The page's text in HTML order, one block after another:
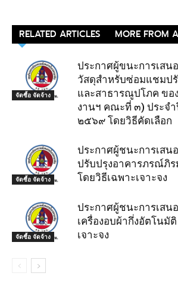
RELATED ARTICLES MORE FROM
จัดซื้อ จัดจ้าง
ประกาศผู้ขนะการเสน
วัสดุสำหรับซ่อมแชมป
และสาธารณูปโภค ขอ
งานฯ คณะที่ ๓) ประจ
๒๕๖๙ โดยวิธีคัดเลือก
จัดซื้อ จัดจ้าง
ประกาศผู้ชนะการเสน
ปรับปรุงอาคารภรณ์ภิร
โดยวิธีเฉพาะเจาะจง
จัดซื้อ จัดจ้าง
ประกาศผู้ชนะการเสน
เครื่องอบผ้ากึ่งอัตโนมั
เจาะจง